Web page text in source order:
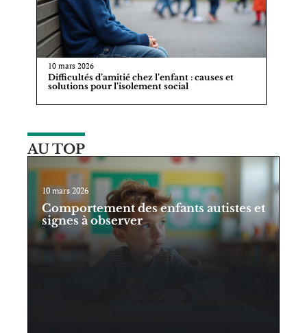
10 mars 2026
Difficultés d’amitié chez l’enfant : causes et
solutions pour l’isolement social
AU TOP
10 mars 2026
Comportement des enfants autistes et
signes à observer